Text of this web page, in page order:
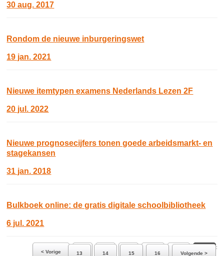
30 aug. 2017
Rondom de nieuwe inburgeringswet
19 jan. 2021
Nieuwe itemtypen examens Nederlands Lezen 2F
20 jul. 2022
Nieuwe prognosecijfers tonen goede arbeidsmarkt- en
stagekansen
31 jan. 2018
Bulkboek online: de gratis digitale schoolbibliotheek
6 jul. 2021
Ga naar pagina:
< Vorige
7 8 9 10 11 12
13 14 15 16 Volgende >